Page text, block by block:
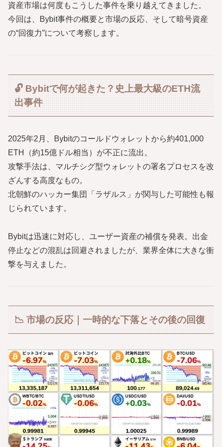
資産市場は何度もこうした事件を乗り越えてきました。
今回は、Bybit事件の概要と市場の反応、そして暗号資産
の“回復力”について考察します。
🔓 Bybitで何が起きた？史上最大級のETH流
出事件
2025年2月、Bybitのコールドウォレットから約401,000
ETH（約15億ドル相当）が不正に流出。
攻撃手法は、マルチシグ型ウォレットの署名プロセスを改
ざんする高度なもの。
北朝鮮のハッカー集団「ラザルス」が関与した可能性も報
じられています。
Bybitは迅速に対応し、ユーザー資産の補償を発表。出金
停止などの混乱は回避されましたが、業界全体に大きな衝
撃を与えました。
📉 市場の反応｜一時的な下落とその後の回復